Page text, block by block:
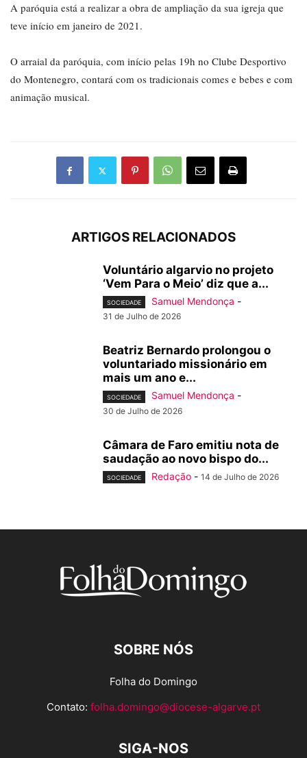
A paróquia está a realizar a obra de ampliação da sua igreja que
teve início em janeiro de 2021.
O arraial da paróquia, com início pelas 19h no Clube Desportivo
do Montenegro, contará com os tradicionais comes e bebes e com
animação musical.
ARTIGOS RELACIONADOS
Voluntário algarvio no projeto
‘Vem Para o Meio’ diz que a...
SOCIEDADE Samuel Mendonça -
31 de Julho de 2026
Beatriz Bernardo prolongou o
voluntariado missionário em
mais um ano e...
SOCIEDADE Samuel Mendonça -
30 de Julho de 2026
Câmara de Faro emitiu nota de
saudação ao novo bispo do...
SOCIEDADE Redação - 14 de Julho de 2026
SOBRE NÓS
Folha do Domingo
Contato: folha.domingo@diocese-algarve.pt
SIGA-NOS